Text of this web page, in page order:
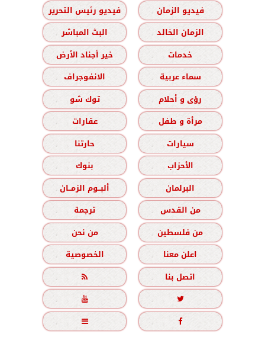
فيديو الزمان
فيديو رئيس التحرير
الزمان الخالد
البث المباشر
خدمات
خير أجناد الأرض
سماء عربية
الانفوجراف
رؤى و أحلام
توك شو
مرأة و طفل
عقارات
سيارات
حارتنا
الأحزاب
بنوك
البرلمان
ألبــوم الزمــان
من القدس
ترجمة
من فلسطين
من نحن
اعلن معنا
الخصوصية
اتصل بنا




